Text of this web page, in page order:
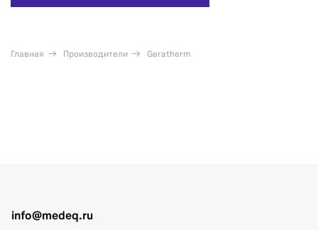
Главная Производители Geratherm
info@medeq.ru